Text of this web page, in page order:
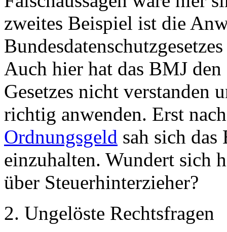
zweites Beispiel ist die
Auch hier hat das BMJ
Gesetzes nicht verstanden
richtig anwenden. Erst
Ordnungsgeld sah sich das
einzuhalten. Wundert sich
über Steuerhinterzieher?
2. Ungelöste Rechtsfragen